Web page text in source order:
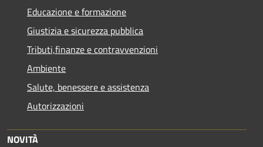
Educazione e formazione
Giustizia e sicurezza pubblica
Tributi,finanze e contravvenzioni
Ambiente
Salute, benessere e assistenza
Autorizzazioni
NOVITÀ